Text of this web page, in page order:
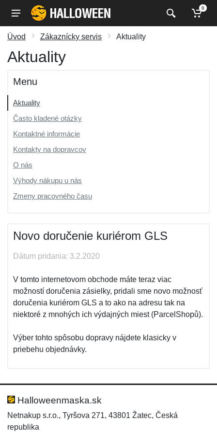
0
Úvod Zákaznícky servis Aktuality
Aktuality
Menu
Aktuality
Často kladené otázky
Kontaktné informácie
Kontakty na dopravcov
O nás
Výhody nákupu u nás
Zmeny pracovného času
Novo doručenie kuriérom GLS
Dátum pridania: 3.2.2020
V tomto internetovom obchode máte teraz viac
možností doručenia zásielky, pridali sme novo možnosť
doručenia kuriérom GLS a to ako na adresu tak na
niektoré z mnohých ich výdajných miest (ParcelShopů).
Výber tohto spôsobu dopravy nájdete klasicky v
priebehu objednávky.
Halloweenmaska.sk
Netnakup s.r.o., Tyršova 271, 43801 Žatec, Česká
republika